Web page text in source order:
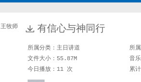
 有信心与神同行
所属分类： 主日讲道 所
文件大小：55.87M
音
今日播放：11 次
累